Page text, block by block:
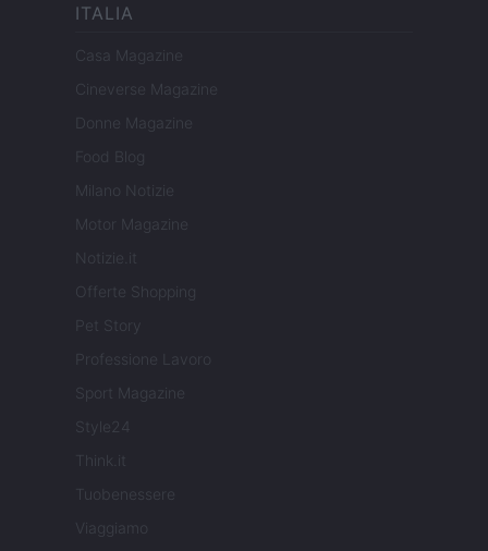
ITALIA
Casa Magazine
Cineverse Magazine
Donne Magazine
Food Blog
Milano Notizie
Motor Magazine
Notizie.it
Offerte Shopping
Pet Story
Professione Lavoro
Sport Magazine
Style24
Think.it
Tuobenessere
Viaggiamo